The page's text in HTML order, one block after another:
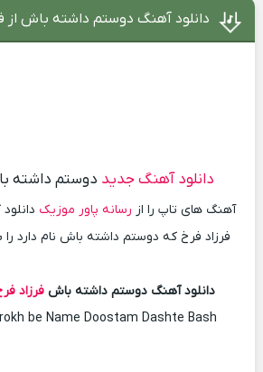
دانلود آهنگ دوستم داشته باش از
دانلود آهنگ جدید دوستم داشته
آهنگ های تاپ را از رسانه پاور موزیک
فرزاد فرخ که دوستم داشته باش نام دارد را
دانلود آهنگ دوستم داشته باش فرزاد
be Name Doostam Dashte Bash